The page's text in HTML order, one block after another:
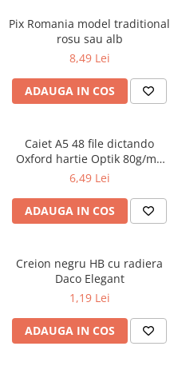
Corectoare și lipici
Mine și rezerve
Accesorii școlare
Etichete școlare
Carnete pentru elevi
Lupe și articole educative
Foarfece școlare
Globuri pământești
Umbrele pentru copii
Termosuri
Pahare și sticle pentru scoală
Cutii pentru depozitare
Caiete școlare și hârtie
Pix Romania model traditional
rosu sau alb
8,49 Lei
ADAUGA IN COS
Caiet A5 48 file dictando
Oxford hartie Optik 80g/mp
motiv Touch Trend
6,49 Lei
ADAUGA IN COS
Creion negru HB cu radiera
Daco Elegant
1,19 Lei
ADAUGA IN COS